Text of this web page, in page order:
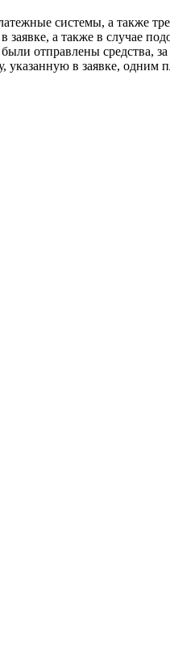
системы, а также
заявке, а также в случае
отправлены средства,
в заявке, одним